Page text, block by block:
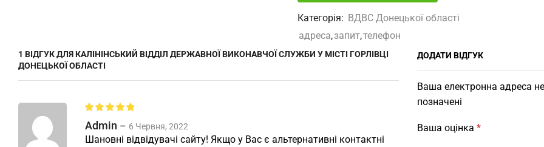
Категорія: ВДВС Донецької областi
адреса,запит,телефон
1 ВІДГУК ДЛЯКАЛІНІНСЬКИЙ ВІДДІЛ ДЕРЖАВНОЇ ВИКОНАВЧОЇ СЛУЖБИ У МІСТІ ГОРЛІВЦІ
ДОНЕЦЬКОЇ ОБЛАСТІ
Admin – 6 Червня, 2022
Шановні відвідувачі сайту! Якщо у Вас є альтернативні контактні
ДОДАТИ ВІДГУК
Ваша електронна адреса
позначені
Ваша оцінка *